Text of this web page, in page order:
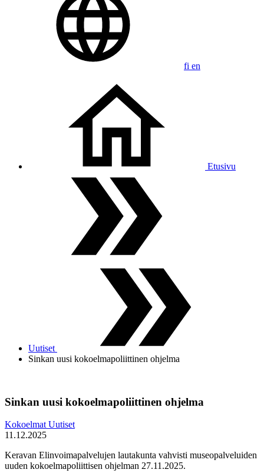
fi en
Etusivu
Uutiset
Sinkan uusi kokoelmapoliittinen ohjelma
Sinkan uusi kokoelmapoliittinen ohjelma
KokoelmatUutiset
11.12.2025
Keravan Elinvoimapalvelujen lautakunta vahvisti museopalveluiden
uuden kokoelmapoliittisen ohjelman 27.11.2025.